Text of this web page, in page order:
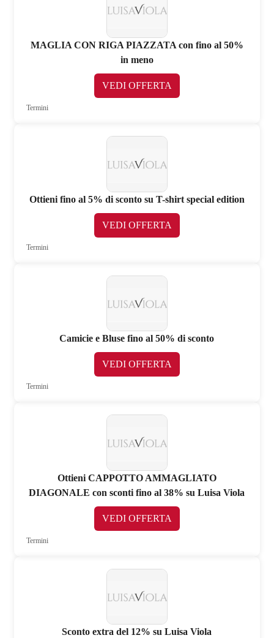
MAGLIA CON RIGA PIAZZATA con fino al 50%
in meno
VEDI OFFERTA
Termini
Ottieni fino al 5% di sconto su T-shirt special edition
VEDI OFFERTA
Termini
Camicie e Bluse fino al 50% di sconto
VEDI OFFERTA
Termini
Ottieni CAPPOTTO AMMAGLIATO
DIAGONALE con sconti fino al 38% su Luisa Viola
VEDI OFFERTA
Termini
Sconto extra del 12% su Luisa Viola